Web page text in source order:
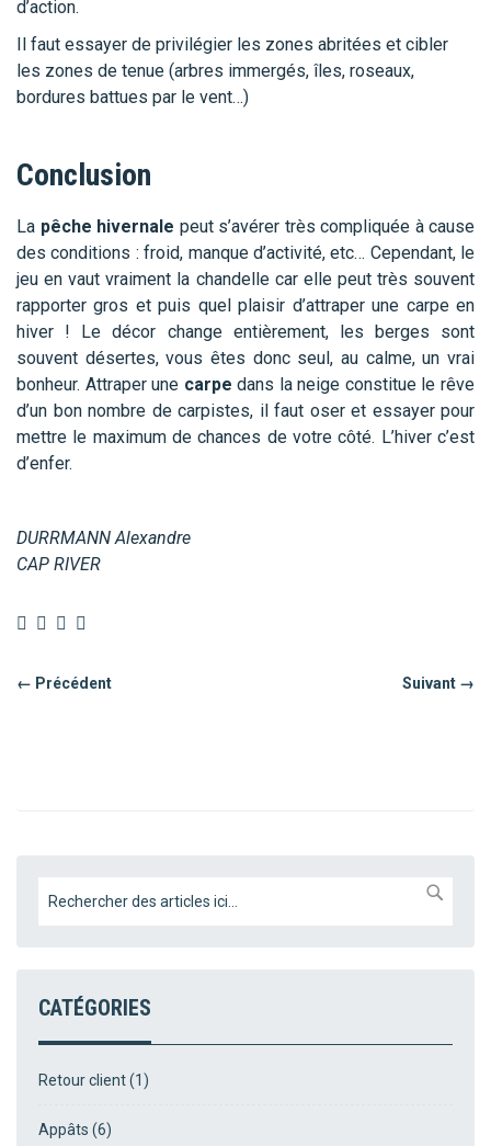
d’action.
Il faut essayer de privilégier les zones abritées et cibler
les zones de tenue (arbres immergés, îles, roseaux,
bordures battues par le vent…)
Conclusion
La pêche hivernale peut s’avérer très compliquée à cause
des conditions : froid, manque d’activité, etc… Cependant, le
jeu en vaut vraiment la chandelle car elle peut très souvent
rapporter gros et puis quel plaisir d’attraper une carpe en
hiver ! Le décor change entièrement, les berges sont
souvent désertes, vous êtes donc seul, au calme, un vrai
bonheur. Attraper une carpe dans la neige constitue le rêve
d’un bon nombre de carpistes, il faut oser et essayer pour
mettre le maximum de chances de votre côté. L’hiver c’est
d’enfer.
DURRMANN Alexandre
CAP RIVER
← Précédent Suivant →
CATÉGORIES
Retour client (1)
Appâts (6)